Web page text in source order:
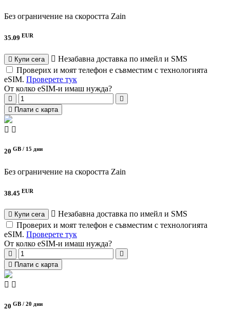
Без ограничение на скоростта Zain
35.09 EUR
Купи сега
Незабавна доставка по имейл и SMS
Проверих и моят телефон е съвместим с технологията
eSIM. Проверете тук
От колко eSIM-и имаш нужда?
Плати с карта
20 GB / 15 дни
Без ограничение на скоростта Zain
38.45 EUR
Купи сега
Незабавна доставка по имейл и SMS
Проверих и моят телефон е съвместим с технологията
eSIM. Проверете тук
От колко eSIM-и имаш нужда?
Плати с карта
20 GB / 20 дни